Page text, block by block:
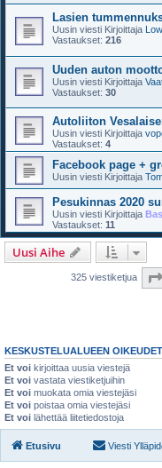
Lasien
Uusin viesti Kirjoittaja
Vastaukset: 216
Uuden auton
Uusin viesti Kirjoittaja
Vastaukset: 30
Autoliiton
Uusin viesti Kirjoittaja
Vastaukset: 4
Facebook page +
Uusin viesti Kirjoittaja
Pesukinnas 2020
Uusin viesti Kirjoittaja
Vastaukset: 11
Uusi Aihe
325 viestiketjua
KESKUSTELUALUEEN OIKEUDET
Et voi kirjoittaa uusia viestejä
Et voi vastata viestiketjuihin
Et voi muokata omia viestejäsi
Et voi poistaa omia viestejäsi
Et voi lähettää liitetiedostoja
Etusivu Viesti